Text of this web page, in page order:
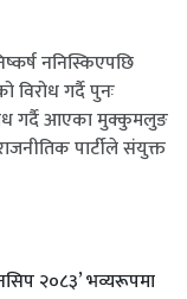
ननिस्किएपछि
विरोध गर्दै पुनः
गर्दै आएका मुक्कुमलुङ
पार्टीले संयुक्त
२०८३’ भव्यरूपमा